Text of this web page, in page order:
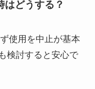
はどうする？
使用を中止が基本
検討すると安心で